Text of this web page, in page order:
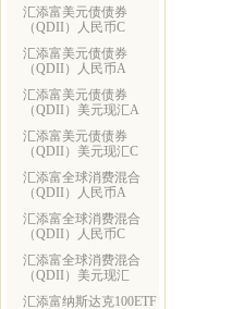
汇添富美元债债券
（QDII）人民币C
汇添富美元债债券
（QDII）人民币A
汇添富美元债债券
（QDII）美元现汇A
汇添富美元债债券
（QDII）美元现汇C
汇添富全球消费混合
（QDII）人民币A
汇添富全球消费混合
（QDII）人民币C
汇添富全球消费混合
（QDII）美元现汇
汇添富纳斯达克100ETF